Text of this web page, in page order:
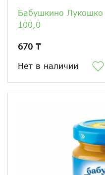
Бабушкино
100,0
670 ₸
Нет в наличии